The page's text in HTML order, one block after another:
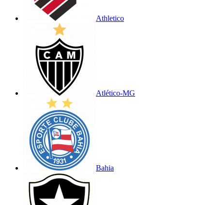
Athletico
Atlético-MG
Bahia